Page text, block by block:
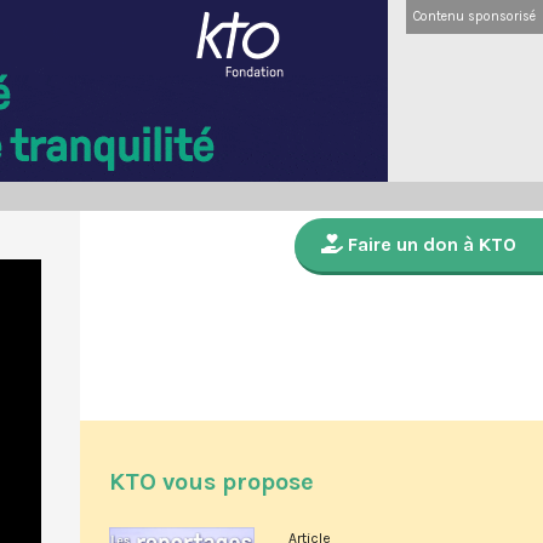
Contenu sponsorisé
Faire un don à KTO
KTO vous propose
Article